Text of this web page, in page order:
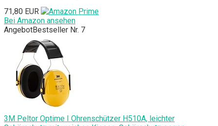
71,80 EUR
Bei Amazon ansehen
AngebotBestseller Nr. 7
3M Peltor Optime I Ohrenschützer H510A, leichter